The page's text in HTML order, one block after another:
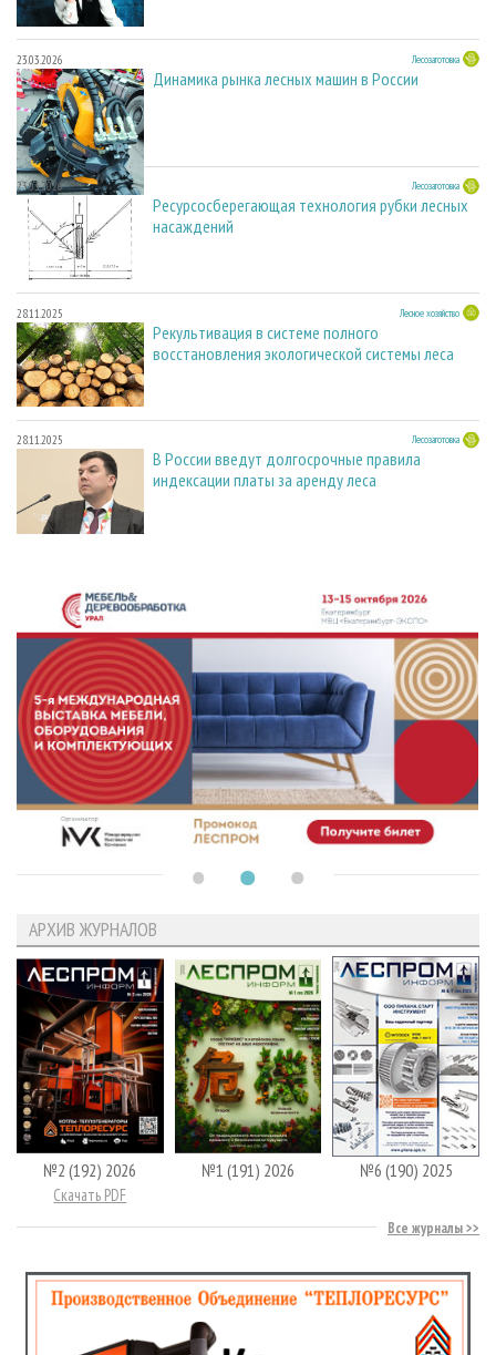
23.03.2026 Лесозаготовка
Динамика рынка лесных машин в России
23.03.2026 Лесозаготовка
Ресурсосберегающая технология рубки лесных
насаждений
28.11.2025 Лесное хозяйство
Рекультивация в системе полного
восстановления экологической системы леса
28.11.2025 Лесозаготовка
В России введут долгосрочные правила
индексации платы за аренду леса
АРХИВ ЖУРНАЛОВ
№2 (192) 2026
Скачать PDF
№1 (191) 2026 №6 (190) 2025
Все журналы